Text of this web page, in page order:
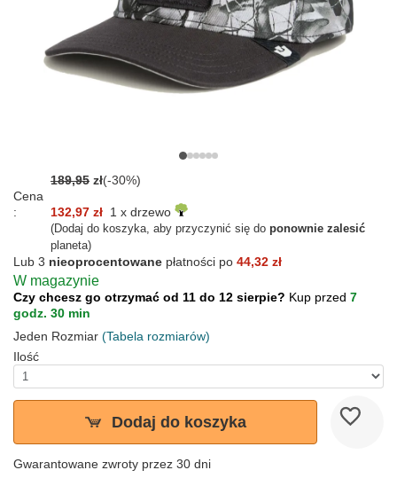
189,95 zł(-30%)
Cena
:
132,97 zł 1 x drzewo
(Dodaj do koszyka, aby przyczynić się do ponownie zalesić
planeta)
Lub 3 nieoprocentowane płatności po 44,32 zł
W magazynie
Czy chcesz go otrzymać od 11 do 12 sierpie? Kup przed 7
godz. 30 min
Jeden Rozmiar (Tabela rozmiarów)
Ilość
Dodaj do koszyka
Gwarantowane zwroty przez 30 dni